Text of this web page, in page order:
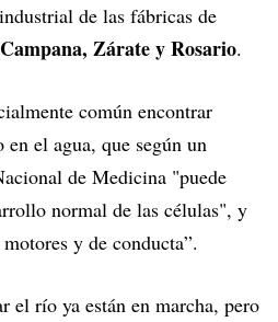
de las fábricas de
Campana, Zárate y Rosario.
común encontrar
el agua, que según un
de Medicina "puede
normal de las células", y
y de conducta”.
el río ya están en marcha, pero